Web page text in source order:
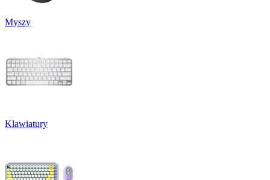
Myszy
Klawiatury